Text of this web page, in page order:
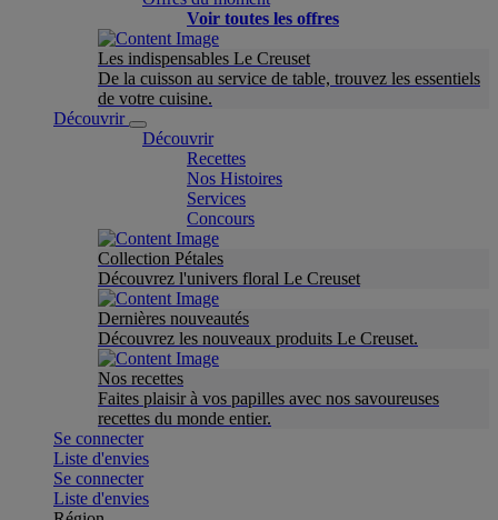
Voir toutes les offres
Les indispensables Le Creuset
De la cuisson au service de table, trouvez les essentiels
de votre cuisine.
Découvrir
Découvrir
Recettes
Nos Histoires
Services
Concours
Collection Pétales
Découvrez l'univers floral Le Creuset
Dernières nouveautés
Découvrez les nouveaux produits Le Creuset.
Nos recettes
Faites plaisir à vos papilles avec nos savoureuses
recettes du monde entier.
Se connecter
Liste d'envies
Se connecter
Liste d'envies